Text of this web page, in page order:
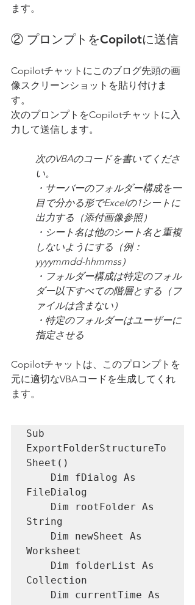
ます。
② プロンプトをCopilotに送信
Copilotチャットにこのブログ先頭の画
像スクリーンショットを貼り付けま
す。
次のプロンプトをCopilotチャットに入
力して送信します。
次のVBAのコードを書いてくださ
い。
・サーバーのフォルダー構成を一
目で分かる形でExcelの1シートに
出力する（添付画像参照）
・シート名は他のシート名と重複
しないようにする（例：
yyyymmdd-hhmmss）
・フォルダー構成は特定のフォル
ダー以下すべての階層とする（フ
ァイルは含まない）
・特定のフォルダーはユーザーに
指定させる
Copilotチャットは、このプロンプトを
元に適切なVBAコードを生成してくれ
ます。
Sub
ExportFolderStructureTo
Sheet()
FileDialog
String
Worksheet
Collection